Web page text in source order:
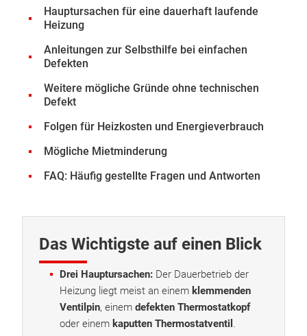
Hauptursachen für eine dauerhaft laufende
Heizung
Anleitungen zur Selbsthilfe bei einfachen
Defekten
Weitere mögliche Gründe ohne technischen
Defekt
Folgen für Heizkosten und Energieverbrauch
Mögliche Mietminderung
FAQ: Häufig gestellte Fragen und Antworten
Das Wichtigste auf einen Blick
Drei Hauptursachen: Der Dauerbetrieb der
Heizung liegt meist an einem klemmenden
Ventilpin, einem defekten Thermostatkopf
oder einem kaputten Thermostatventil .